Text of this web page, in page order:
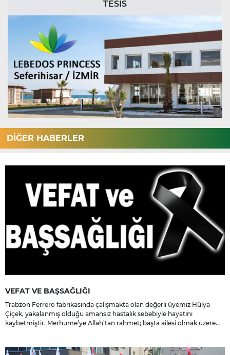
TESİS
DİĞER HABERLER
VEFAT VE BAŞSAĞLIĞI
Trabzon Ferrero fabrikasında çalışmakta olan değerli üyemiz Hülya
Çiçek, yakalanmış olduğu amansız hastalık sebebiyle hayatını
kaybetmiştir. Merhume’ye Allah’tan rahmet; başta ailesi olmak üzere